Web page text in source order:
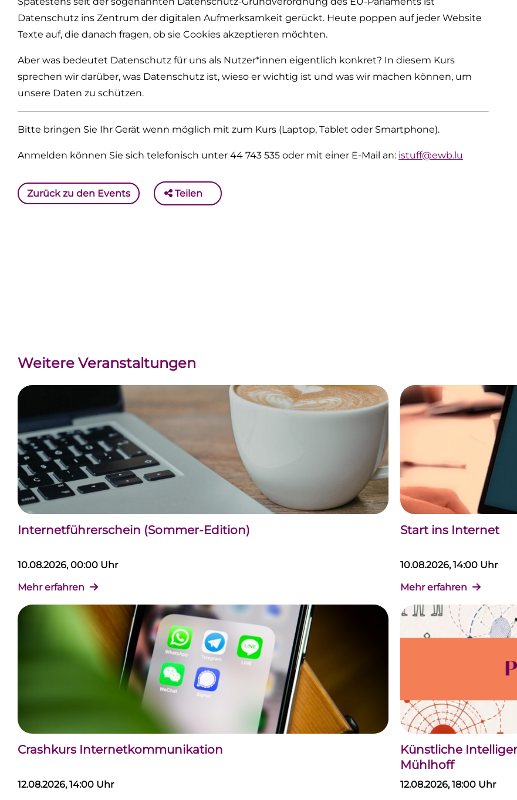
Datenschutz ins Zentrum der digitalen Aufmerksamkeit gerückt. Heute poppen auf jeder Website
Texte auf, die danach fragen, ob sie Cookies akzeptieren möchten.
Aber was bedeutet Datenschutz für uns als Nutzer*innen eigentlich konkret? In diesem Kurs
sprechen wir darüber, was Datenschutz ist, wieso er wichtig ist und was wir machen können, um
unsere Daten zu schützen.
Bitte bringen Sie Ihr Gerät wenn möglich mit zum Kurs (Laptop, Tablet oder Smartphone).
Anmelden können Sie sich telefonisch unter 44 743 535 oder mit einer E-Mail an: istuff@ewb.lu
Zurück zu den Events Teilen
Weitere Veranstaltungen
Internetführerschein (Sommer-Edition)
10.08.2026, 00:00 Uhr
Mehr erfahren
Start ins Internet
10.08.2026, 14:00 Uhr
Mehr erfahren
Crashkurs Internetkommunikation
12.08.2026, 14:00 Uhr
Künstliche
Mühlhoff
12.08.2026, 18:00 Uhr